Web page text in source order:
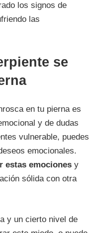
los signos de
las
se
en tu pierna es
y de dudas
vulnerable, puedes
emocionales.
estas emociones y
sólida con otra
y un cierto nivel de